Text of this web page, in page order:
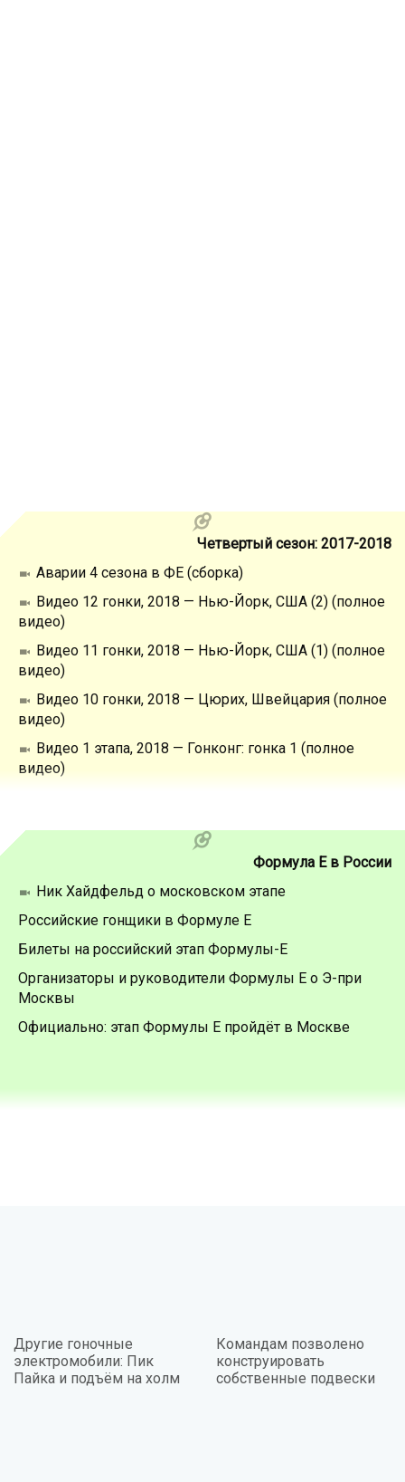
Четвертый сезон: 2017-2018
Аварии 4 сезона в ФЕ (сборка)
Видео 12 гонки, 2018 — Нью-Йорк, США (2) (полное
видео)
Видео 11 гонки, 2018 — Нью-Йорк, США (1) (полное
видео)
Видео 10 гонки, 2018 — Цюрих, Швейцария (полное
видео)
Видео 1 этапа, 2018 — Гонконг: гонка 1 (полное
видео)
Формула Е в России
Ник Хайдфельд о московском этапе
Российские гонщики в Формуле Е
Билеты на российский этап Формулы-Е
Организаторы и руководители Формулы Е о Э-при
Москвы
Официально: этап Формулы Е пройдёт в Москве
Другие гоночные
электромобили: Пик
Пайка и подъём на холм
Командам позволено
конструировать
собственные подвески